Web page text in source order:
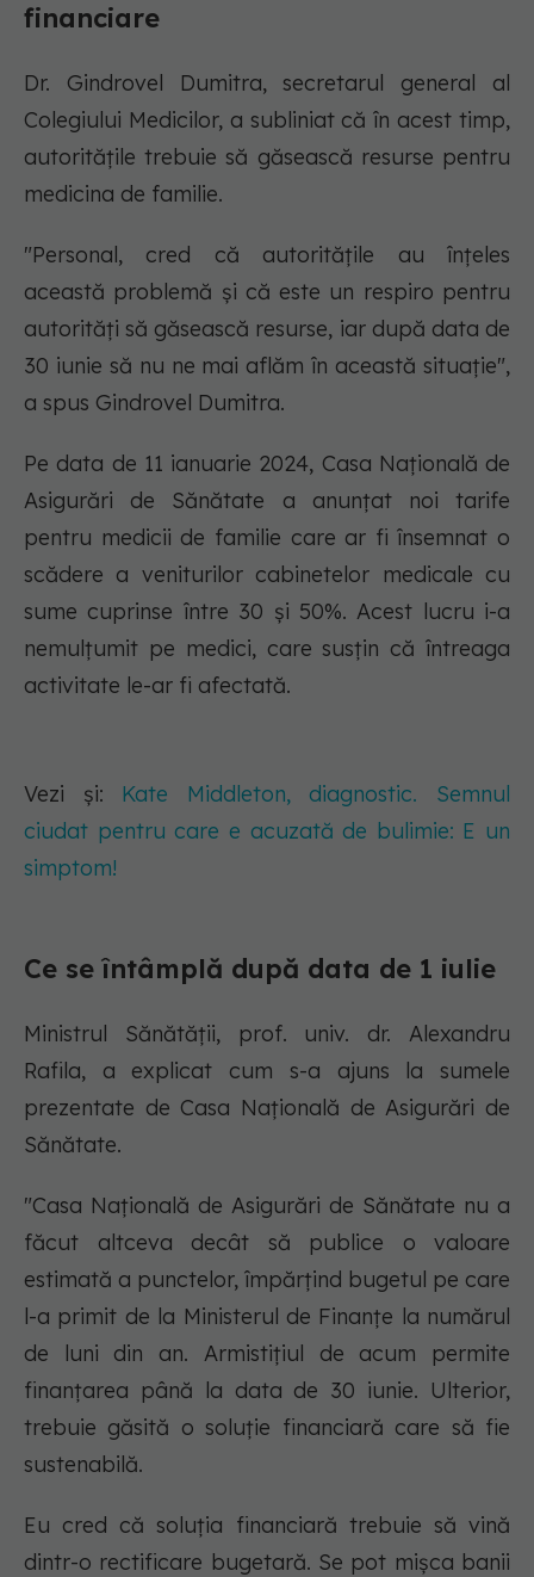
financiare
Dr. Gindrovel Dumitra, secretarul general al
Colegiului Medicilor, a subliniat că în acest timp,
autoritățile trebuie să găsească resurse pentru
medicina de familie.
"Personal, cred că autoritățile au înțeles
această problemă și că este un respiro pentru
autorități să găsească resurse, iar după data de
30 iunie să nu ne mai aflăm în această situație",
a spus Gindrovel Dumitra.
Pe data de 11 ianuarie 2024, Casa Națională de
Asigurări de Sănătate a anunțat noi tarife
pentru medicii de familie care ar fi însemnat o
scădere a veniturilor cabinetelor medicale cu
sume cuprinse între 30 și 50%. Acest lucru i-a
nemulțumit pe medici, care susțin că întreaga
activitate le-ar fi afectată.
Vezi și: Kate Middleton, diagnostic. Semnul
ciudat pentru care e acuzată de bulimie: E un
simptom!
Ce se întâmplă după data de 1 iulie
Ministrul Sănătății, prof. univ. dr. Alexandru
Rafila, a explicat cum s-a ajuns la sumele
prezentate de Casa Națională de Asigurări de
Sănătate.
"Casa Națională de Asigurări de Sănătate nu a
făcut altceva decât să publice o valoare
estimată a punctelor, împărțind bugetul pe care
l-a primit de la Ministerul de Finanțe la numărul
de luni din an. Armistițiul de acum permite
finanțarea până la data de 30 iunie. Ulterior,
trebuie găsită o soluție financiară care să fie
sustenabilă.
Eu cred că soluția financiară trebuie să vină
dintr-o rectificare bugetară. Se pot mișca banii